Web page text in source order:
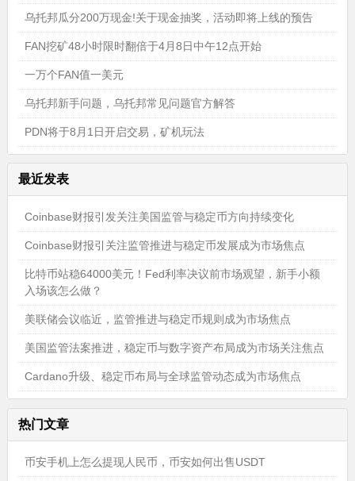
乌托邦瓜分200万现金!关于现金抽奖，活动即将上线的预告
FAN挖矿48小时限时翻倍于4月8日中午12点开始
一万个FAN值一美元
乌托邦新手问题，乌托邦常见问题官方解答
PDN将于8月1日开启交易，矿机玩法
最近发表
Coinbase财报引发关注美国监管与稳定币方向持续变化
Coinbase财报引关注监管推进与稳定币发展成为市场焦点
比特币站稳64000美元！Fed利率决议前市场观望，新手小额
入场该怎么做？
美联储会议临近，监管推进与稳定币规则成为市场焦点
美国监管法案推进，稳定币与数字资产布局成为市场关注焦点
Cardano升级、稳定币布局与全球监管动态成为市场焦点
热门文章
币安手机上怎么提现人民币，币安如何出售USDT